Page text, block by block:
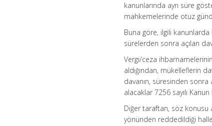
kanunlarında ayrı süre
mahkemelerinde otuz
Buna göre, ilgili
sürelerden sonra açılan
Vergi/ceza
aldığından, mükelleflerin
davanın, süresinden
alacaklar 7256 sayılı
Diğer taraftan, söz konusu
yönünden reddedildiği